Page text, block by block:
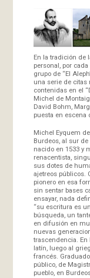
En la tradición de
personal, por
grupo de “El
una serie de citas
contenidas en el
Michel de
David Bohm,
puesta en escena
Michel Eyquem
Burdeos, al sur
nacido en 1533 y
renacentista,
sus dotes de
ajetreos públicos.
pionero en esa
sin sentar bases
ensayar, nada
“su escritura es
búsqueda, un
en difusión en
nuevas
trascendencia.
latín, luego al
francés.
público, de
pueblo, en